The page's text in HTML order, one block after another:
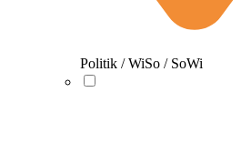
Politik / WiSo / SoWi